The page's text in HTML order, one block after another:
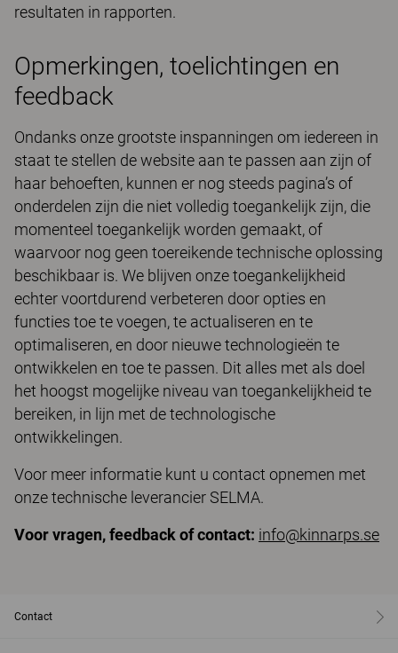
resultaten in rapporten.
Opmerkingen, toelichtingen en
feedback
Ondanks onze grootste inspanningen om iedereen in
staat te stellen de website aan te passen aan zijn of
haar behoeften, kunnen er nog steeds pagina’s of
onderdelen zijn die niet volledig toegankelijk zijn, die
momenteel toegankelijk worden gemaakt, of
waarvoor nog geen toereikende technische oplossing
beschikbaar is. We blijven onze toegankelijkheid
echter voortdurend verbeteren door opties en
functies toe te voegen, te actualiseren en te
optimaliseren, en door nieuwe technologieën te
ontwikkelen en toe te passen. Dit alles met als doel
het hoogst mogelijke niveau van toegankelijkheid te
bereiken, in lijn met de technologische
ontwikkelingen.
Voor meer informatie kunt u contact opnemen met
onze technische leverancier SELMA.
Voor vragen, feedback of contact: info@kinnarps.se
Contact